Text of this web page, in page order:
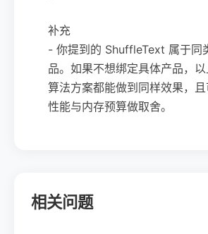
补充
- 你提到的 ShuffleText 属于同
品。如果不想绑定具体产品，
算法方案都能做到同样效果，
性能与内存预算做取舍。
相关问题